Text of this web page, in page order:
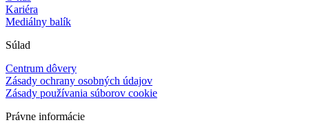
Kariéra
Mediálny balík
Súlad
Centrum dôvery
Zásady ochrany osobných údajov
Zásady používania súborov cookie
Právne informácie